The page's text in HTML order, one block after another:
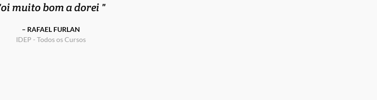
oi muito bom a dorei
RAFAEL FURLAN
IDEP - Todos os Cursos
IDEP - Todos os Cursos
SELS - Todos os cursos